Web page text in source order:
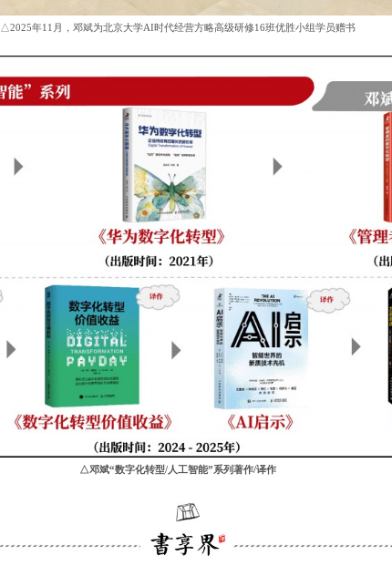
△2025年11月，邓斌为北京大学AI时代经营方略高级研修16班优胜小组学员赠书
△邓斌“数字化转型/人工智能”系列著作/译作